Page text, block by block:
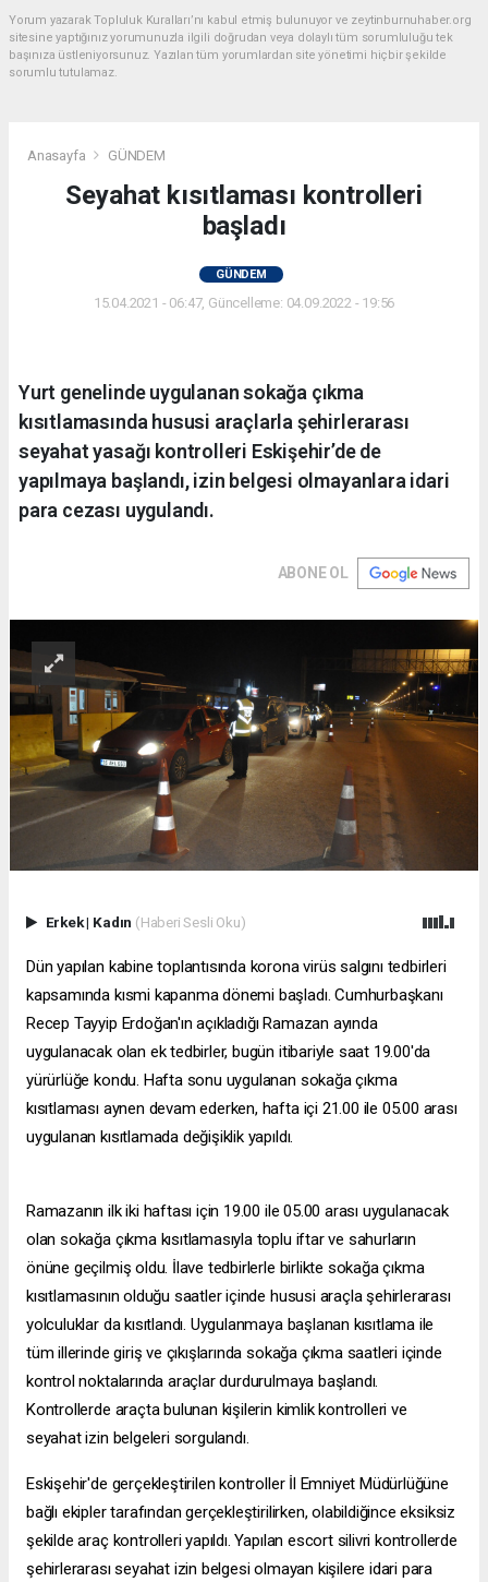
Yorum yazarak Topluluk Kuralları’nı kabul etmiş bulunuyor ve zeytinburnuhaber.org
sitesine yaptığınız yorumunuzla ilgili doğrudan veya dolaylı tüm sorumluluğu tek
başınıza üstleniyorsunuz. Yazılan tüm yorumlardan site yönetimi hiçbir şekilde
sorumlu tutulamaz.
Anasayfa GÜNDEM
Seyahat kısıtlaması kontrolleri
başladı
GÜNDEM
15.04.2021 - 06:47, Güncelleme: 04.09.2022 - 19:56
Yurt genelinde uygulanan sokağa çıkma
kısıtlamasında hususi araçlarla şehirlerarası
seyahat yasağı kontrolleri Eskişehir’de de
yapılmaya başlandı, izin belgesi olmayanlara idari
para cezası uygulandı.
ABONE OL
Erkek| Kadın (Haberi Sesli Oku)
Dün yapılan kabine toplantısında korona virüs salgını tedbirleri
kapsamında kısmi kapanma dönemi başladı. Cumhurbaşkanı
Recep Tayyip Erdoğan'ın açıkladığı Ramazan ayında
uygulanacak olan ek tedbirler, bugün itibariyle saat 19.00'da
yürürlüğe kondu. Hafta sonu uygulanan sokağa çıkma
kısıtlaması aynen devam ederken, hafta içi 21.00 ile 05.00 arası
uygulanan kısıtlamada değişiklik yapıldı.
Ramazanın ilk iki haftası için 19.00 ile 05.00 arası uygulanacak
olan sokağa çıkma kısıtlamasıyla toplu iftar ve sahurların
önüne geçilmiş oldu. İlave tedbirlerle birlikte sokağa çıkma
kısıtlamasının olduğu saatler içinde hususi araçla şehirlerarası
yolculuklar da kısıtlandı. Uygulanmaya başlanan kısıtlama ile
tüm illerinde giriş ve çıkışlarında sokağa çıkma saatleri içinde
kontrol noktalarında araçlar durdurulmaya başlandı.
Kontrollerde araçta bulunan kişilerin kimlik kontrolleri ve
seyahat izin belgeleri sorgulandı.
Eskişehir'de gerçekleştirilen kontroller İl Emniyet Müdürlüğüne
bağlı ekipler tarafından gerçekleştirilirken, olabildiğince eksiksiz
şekilde araç kontrolleri yapıldı. Yapılan escort silivri kontrollerde
şehirlerarası seyahat izin belgesi olmayan kişilere idari para